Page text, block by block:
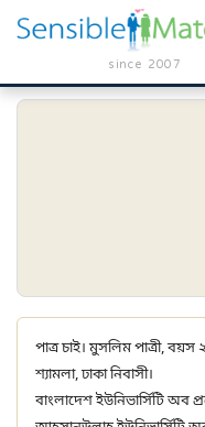
since 2007
পাত্র চাই। মুসলিম পাত্রী,
শ্যামলা, ঢাকা নিবাসী।
বাংলাদেশ ইউনিভার্সিটি